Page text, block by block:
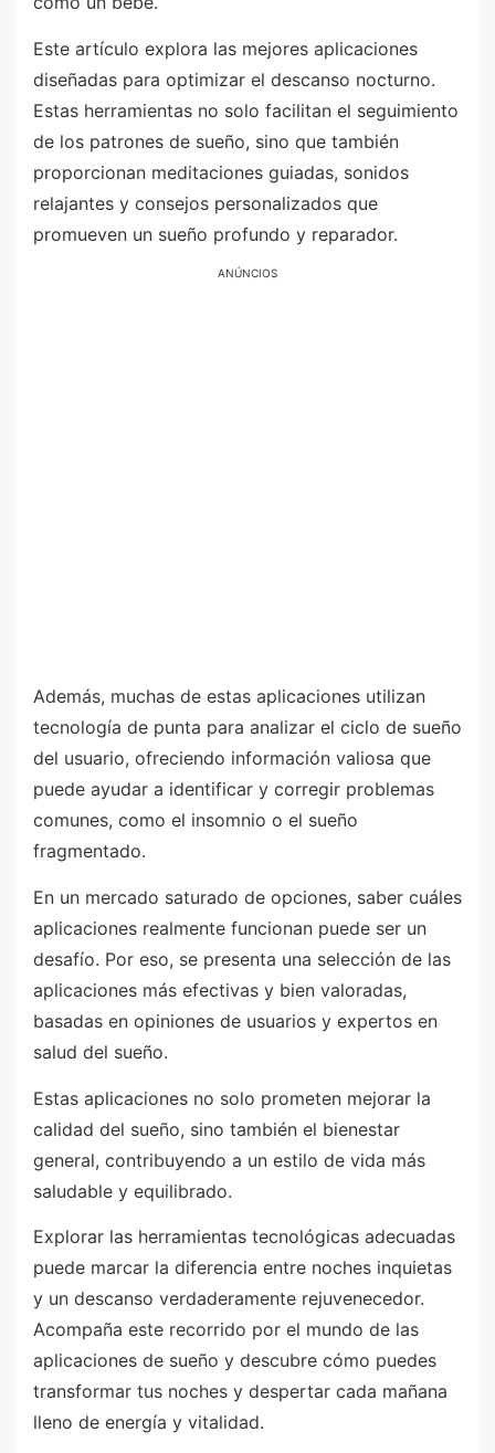
Este artículo explora las mejores aplicaciones
diseñadas para optimizar el descanso nocturno.
Estas herramientas no solo facilitan el seguimiento
de los patrones de sueño, sino que también
proporcionan meditaciones guiadas, sonidos
relajantes y consejos personalizados que
promueven un sueño profundo y reparador.
ANÚNCIOS
Además, muchas de estas aplicaciones utilizan
tecnología de punta para analizar el ciclo de sueño
del usuario, ofreciendo información valiosa que
puede ayudar a identificar y corregir problemas
comunes, como el insomnio o el sueño
fragmentado.
En un mercado saturado de opciones, saber cuáles
aplicaciones realmente funcionan puede ser un
desafío. Por eso, se presenta una selección de las
aplicaciones más efectivas y bien valoradas,
basadas en opiniones de usuarios y expertos en
salud del sueño.
Estas aplicaciones no solo prometen mejorar la
calidad del sueño, sino también el bienestar
general, contribuyendo a un estilo de vida más
saludable y equilibrado.
Explorar las herramientas tecnológicas adecuadas
puede marcar la diferencia entre noches inquietas
y un descanso verdaderamente rejuvenecedor.
Acompaña este recorrido por el mundo de las
aplicaciones de sueño y descubre cómo puedes
transformar tus noches y despertar cada mañana
lleno de energía y vitalidad.